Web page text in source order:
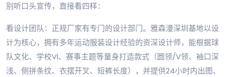
别听口头宣传，直接看四样：
看设计团队：正规厂家有专门的设计部门。雅森漫深圳基地以设
计为核心，拥有多年运动服装设计经验的资深设计师，能根据球
队文化、学校VI、赛事主题等量身打造款式（圆领/V领、袖口深
浅、侧拼条纹、衣摆开叉、短裤长度），并提供24小时内出图、